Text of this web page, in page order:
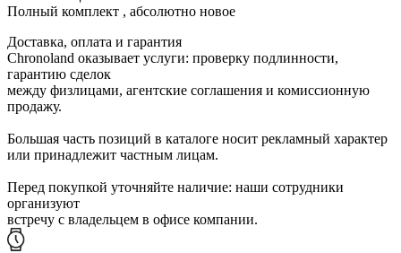
Полный комплект , абсолютно новое
Доставка, оплата и гарантия
Chronoland оказывает услуги: проверку подлинности,
гарантию сделок
между физлицами, агентские соглашения и комиссионную
продажу.
Большая часть позиций в каталоге носит рекламный характер
или принадлежит частным лицам.
Перед покупкой уточняйте наличие: наши сотрудники
организуют
встречу с владельцем в офисе компании.